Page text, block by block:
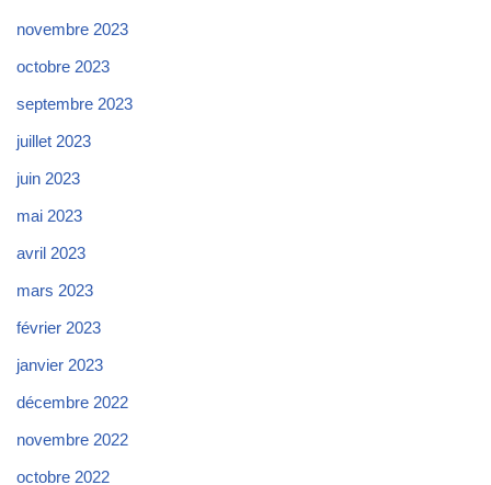
novembre 2023
octobre 2023
septembre 2023
juillet 2023
juin 2023
mai 2023
avril 2023
mars 2023
février 2023
janvier 2023
décembre 2022
novembre 2022
octobre 2022